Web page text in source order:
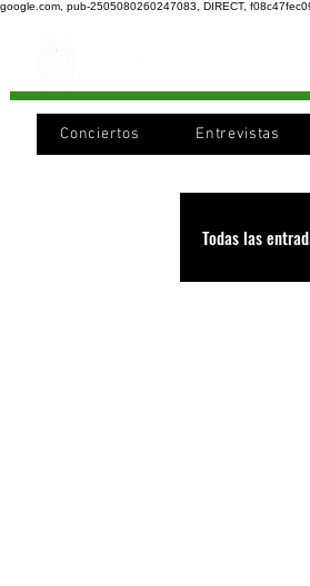
google.com, pub-2505080260247083, DIRECT,
Conciertos Entrevistas
Todas las